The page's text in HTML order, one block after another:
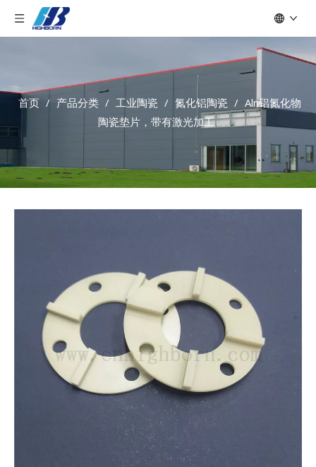
首页 / 产品分类 / 工业陶瓷 / 氮化铝陶瓷 / Aln铝氮化物
陶瓷垫片，带有激光加工